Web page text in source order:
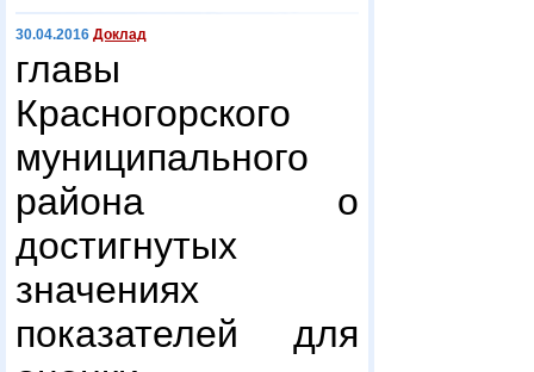
30.04.2016 Доклад
главы
Красногорского
муниципального
района о
достигнутых
значениях
показателей для